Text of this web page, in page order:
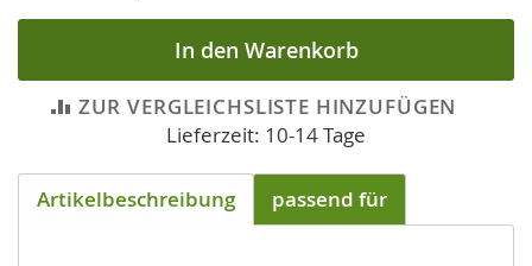
In den Warenkorb
ZUR VERGLEICHSLISTE HINZUFÜGEN
Lieferzeit: 10-14 Tage
Artikelbeschreibung passend für